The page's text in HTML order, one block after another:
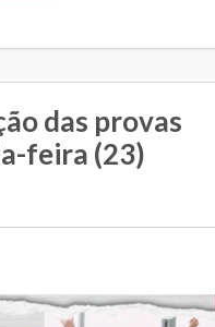
das provas
feira (23)